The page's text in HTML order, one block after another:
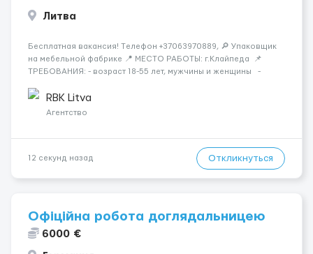
Литва
Бесплатная вакансия! Tелефон +37063970889, 🔎 Упаковщик
на мебельной фабрике 📍 МЕСТО РАБОТЫ: г.Клайпеда 📌
ТРЕБОВАНИЯ: - возраст 18-55 лет, мужчины и женщины -
час нетто 📃 ОБЯЗАННОСТИ: - с...
RBK Litva
Агентство
12 секунд назад Откликнуться
Офіційна робота доглядальницею
6000 €